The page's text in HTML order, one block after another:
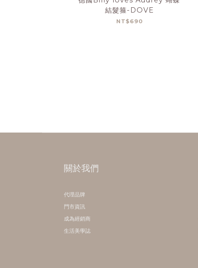
結髮箍-DOVE
NT$690
關於我們
代理品牌
門市資訊
成為經銷商
生活美學誌